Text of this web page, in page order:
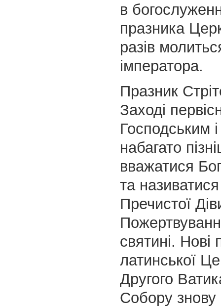
в
празника
разів
імператора.
Празник
Заході
Господським
набагато
вважатися
та
Пречистої
святині. Нові
латинської
Другого
Собору знову